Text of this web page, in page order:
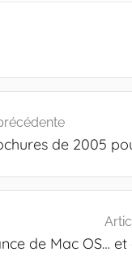
de 2005
de Mac OS… et